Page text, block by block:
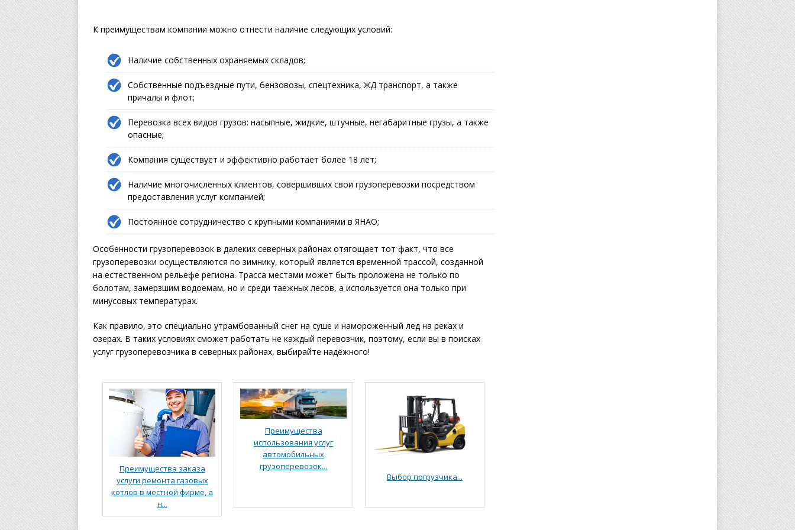
К преимуществам компании можно отнести наличие следующих условий:
Наличие собственных охраняемых складов;
Собственные подъездные пути, бензовозы, спецтехника, ЖД транспорт, а также
причалы и флот;
Перевозка всех видов грузов: насыпные, жидкие, штучные, негабаритные грузы, а также
опасные;
Компания существует и эффективно работает более 18 лет;
Наличие многочисленных клиентов, совершивших свои грузоперевозки посредством
предоставления услуг компанией;
Постоянное сотрудничество с крупными компаниями в ЯНАО;
Особенности грузоперевозок в далеких северных районах отягощает тот факт, что все
грузоперевозки осуществляются по зимнику, который является временной трассой, созданной
на естественном рельефе региона. Трасса местами может быть проложена не только по
болотам, замерзшим водоемам, но и среди таежных лесов, а используется она только при
минусовых температурах.
Как правило, это специально утрамбованный снег на суше и намороженный лед на реках и
озерах. В таких условиях сможет работать не каждый перевозчик, поэтому, если вы в поисках
услуг грузоперевозчика в северных районах, выбирайте надёжного!
Преимущества заказа
услуги ремонта газовых
котлов в местной фирме, а
н...
Преимущества
использования услуг
автомобильных
грузоперевозок...
Выбор погрузчика...